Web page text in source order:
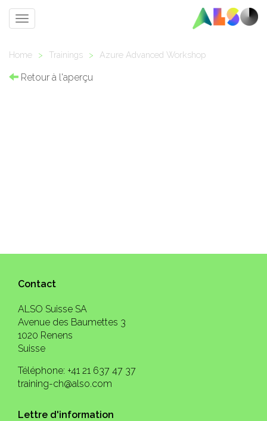
Toggle
Home > Trainings > Azure Advanced Workshop
Retour à l'aperçu
Contact
ALSO Suisse SA
Avenue des Baumettes 3
1020 Renens
Suisse
Téléphone: +41 21 637 47 37
training-ch@also.com
Lettre d'information